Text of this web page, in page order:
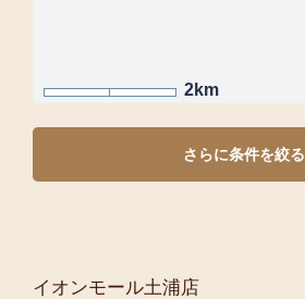
2km
さらに条件を絞る
イオンモール土浦店